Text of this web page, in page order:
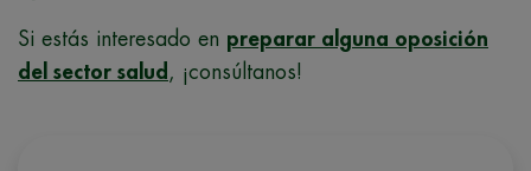
Si estás interesado en preparar alguna oposición
del sector salud , ¡consúltanos!